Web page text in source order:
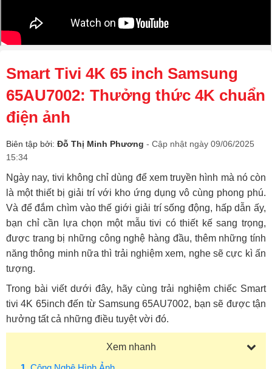
Smart Tivi 4K 65 inch Samsung
65AU7002: Thưởng thức 4K chuẩn
điện ảnh
Biên tập bởi: Đỗ Thị Minh Phương - Cập nhật ngày 09/06/2025
15:34
Ngày nay, tivi không chỉ dùng để xem truyền hình mà nó còn
là một thiết bị giải trí với kho ứng dụng vô cùng phong phú.
Và để đắm chìm vào thế giới giải trí sống động, hấp dẫn ấy,
bạn chỉ cần lựa chọn một mẫu tivi có thiết kế sang trọng,
được trang bị những công nghệ hàng đầu, thêm những tính
năng thông minh nữa thì trải nghiệm xem, nghe sẽ cực kì ấn
tượng.
Trong bài viết dưới đây, hãy cùng trải nghiệm chiếc Smart
tivi 4K 65inch đến từ Samsung 65AU7002, bạn sẽ được tận
hưởng tất cả những điều tuyệt vời đó.
Xem nhanh